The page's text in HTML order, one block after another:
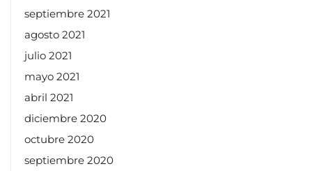
septiembre 2021
agosto 2021
julio 2021
mayo 2021
abril 2021
diciembre 2020
octubre 2020
septiembre 2020